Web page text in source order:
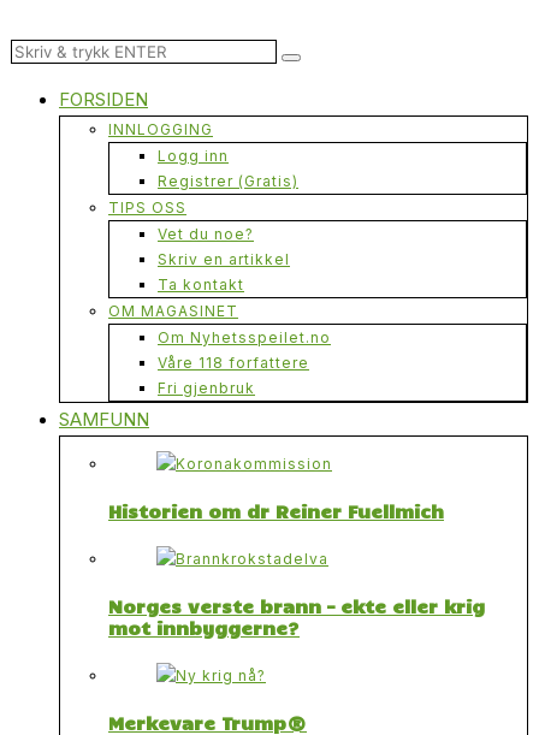
FORSIDEN
INNLOGGING
Logg inn
Registrer (Gratis)
TIPS OSS
Vet du noe?
Skriv en artikkel
Ta kontakt
OM MAGASINET
Om Nyhetsspeilet.no
Våre 118 forfattere
Fri gjenbruk
SAMFUNN
Historien om dr Reiner Fuellmich
Norges verste brann – ekte eller krig
mot innbyggerne?
Merkevare Trump®